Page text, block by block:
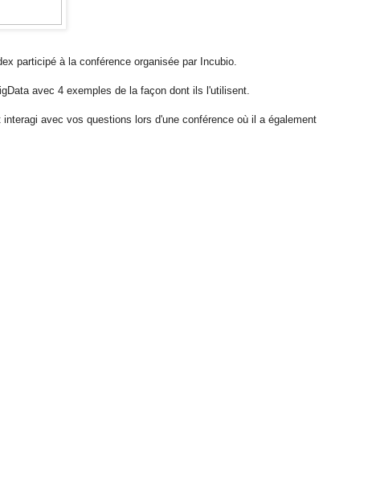
participé à la conférence organisée par Incubio.
avec 4 exemples de la façon dont ils l'utilisent.
avec vos questions lors d'une conférence où il a également